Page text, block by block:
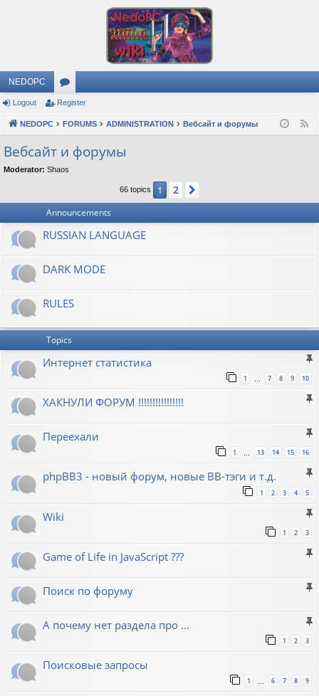
NEDOPC
or
u
s
Logout Register
NEDOPC FORUMS ADMINISTRATION Вебсайт и форумы
Вебсайт и форумы
Moderator: Shaos
66 topics 1 2
Announcements
RUSSIAN LANGUAGE
DARK MODE
RULES
Topics
Интернет статистика
1 … 7 8 9 10
ХАКНУЛИ ФОРУМ !!!!!!!!!!!!!!!!
Переехали
1 … 13 14 15 16
phpBB3 - новый форум, новые BB-тэги и т.д.
1 2 3 4 5
Wiki
1 2 3
Game of Life in JavaScript ???
Поиск по форуму
А почему нет раздела про ...
1 2 3
Поисковые запросы
1 6 7 8 9